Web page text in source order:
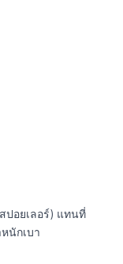
ปอยเลอร์) แทนที่
นักเบา